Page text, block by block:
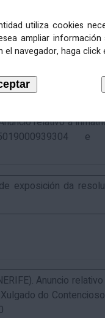
utiliza cookies
ampliar
el navegador, haga click
á
de 2026,
Tributaria.
relativo á
e
exposición da
Anuncio
do